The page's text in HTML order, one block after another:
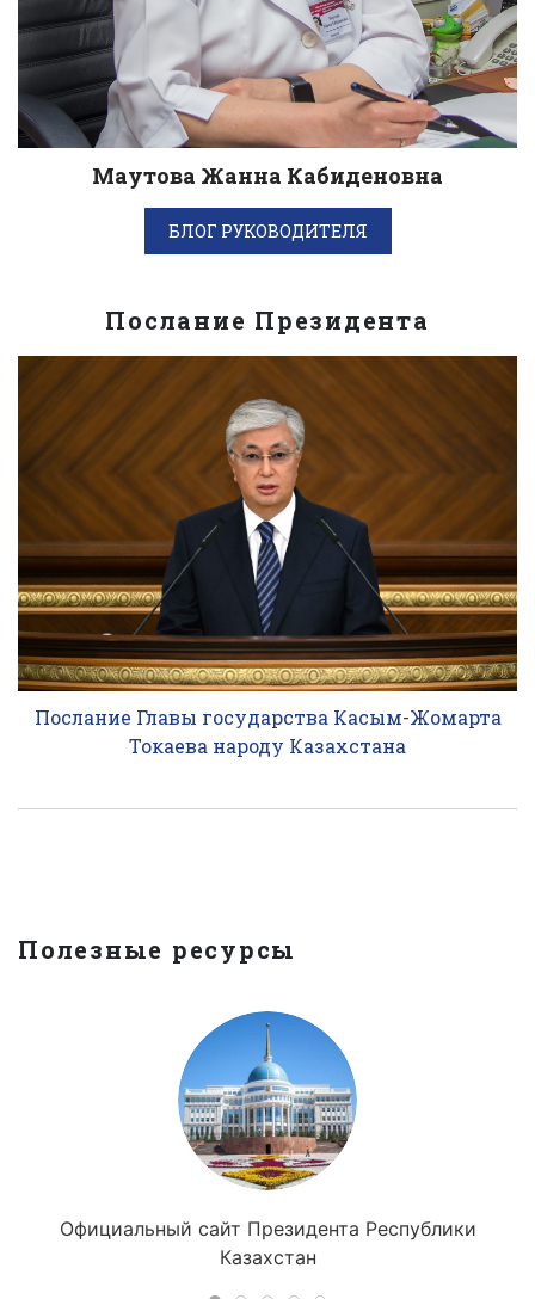
Маутова Жанна Кабиденовна
БЛОГ РУКОВОДИТЕЛЯ
Послание Президента
Послание Главы государства Касым-Жомарта
Токаева народу Казахстана
Полезные ресурсы
Официальный сайт Президента Республики
Казахстан